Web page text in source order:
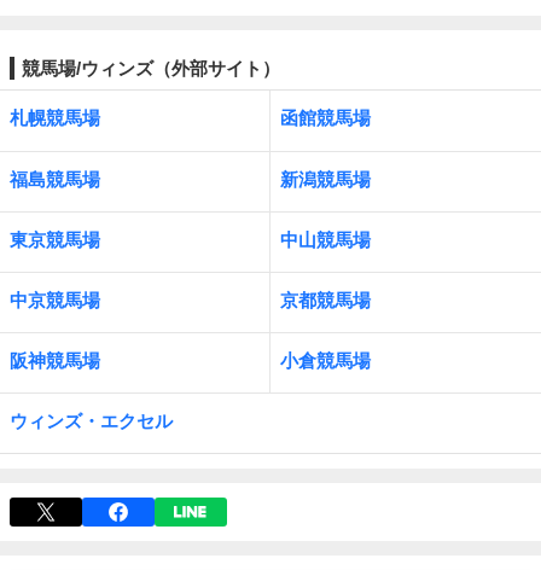
競馬場/ウィンズ（外部サイト）
札幌競馬場 函館競馬場
福島競馬場 新潟競馬場
東京競馬場 中山競馬場
中京競馬場 京都競馬場
阪神競馬場 小倉競馬場
ウィンズ・エクセル